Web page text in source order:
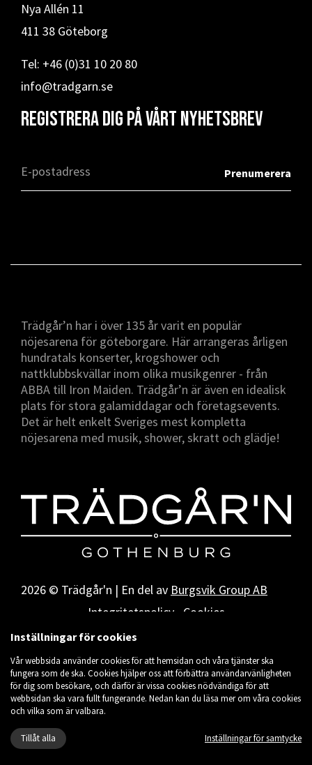
Nya Allén 11
411 38 Göteborg
Tel: +46 (0)31 10 20 80
info@tradgarn.se
Registrera dig på vårt nyhetsbrev
Trädgår’n har i över 135 år varit en populär
nöjesarena för göteborgare. Här arrangeras årligen
hundratals konserter, krogshower och
nattklubbskvällar inom olika musikgenrer - från
ABBA till Iron Maiden. Trädgår’n är även en idealisk
plats för stora galamiddagar och företagsevents.
Det är helt enkelt Sveriges mest kompletta
nöjesarena med musik, shower, skratt och glädje!
2026 © Trädgår'n | En del av Burgsvik Group AB
Integritetspolicy
Cookies
Inställningar för cookies
Vår webbsida använder cookies för att hemsidan och våra tjänster ska
fungera som de ska. Cookies hjälper oss att förbättra användarvänligheten
för dig som besökare, och därför är vissa cookies nödvändiga för att
webbsidan ska vara fullt fungerande. Nedan kan du läsa mer om våra cookies
och vilka som är valbara.
Tillåt alla Inställningar för samtycke